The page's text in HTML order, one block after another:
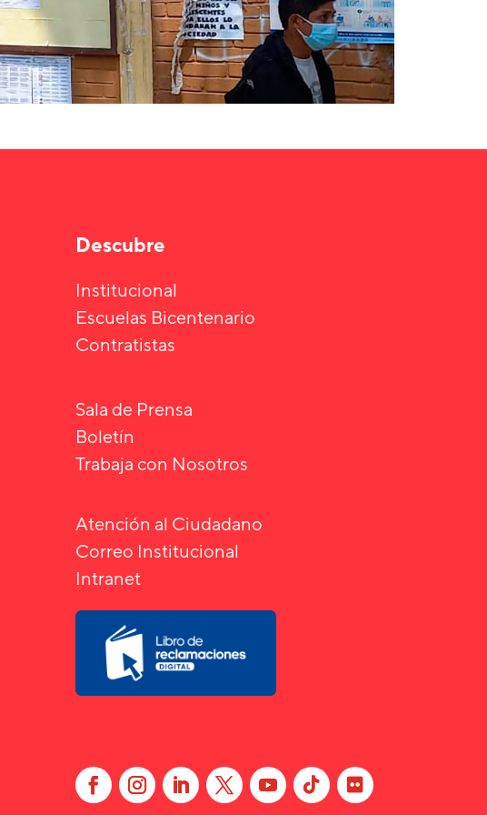
Descubre
Institucional
Escuelas Bicentenario
Contratistas
Sala de Prensa
Boletín
Trabaja con Nosotros
Atención al Ciudadano
Correo Institucional
Intranet